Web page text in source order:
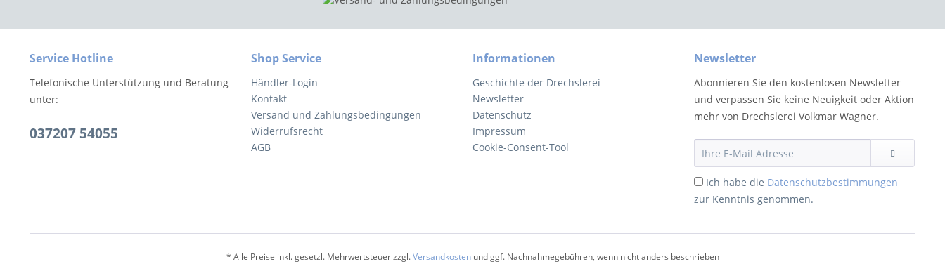
Service Hotline
Telefonische Unterstützung und Beratung
unter:
037207 54055
Shop Service
Händler-Login
Kontakt
Versand und Zahlungsbedingungen
Widerrufsrecht
AGB
Informationen
Geschichte der Drechslerei
Newsletter
Datenschutz
Impressum
Cookie-Consent-Tool
Newsletter
Abonnieren Sie den kostenlosen Newsletter
und verpassen Sie keine Neuigkeit oder Aktion
mehr von Drechslerei Volkmar Wagner.
Ich habe die Datenschutzbestimmungen
zur Kenntnis genommen.
* Alle Preise inkl. gesetzl. Mehrwertsteuer zzgl.Versandkostenund ggf. Nachnahmegebühren, wenn nicht anders beschrieben